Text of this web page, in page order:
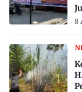
8